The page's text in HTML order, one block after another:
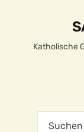
Katholische